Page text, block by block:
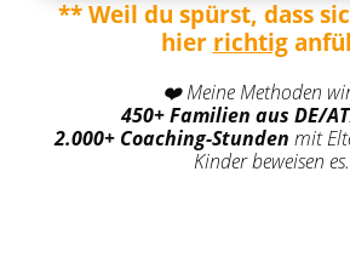
** Weil du spürst, dass
hier richtig
❤️ Meine Methoden
450+ Familien aus DE/
2.000+ Coaching-Stunden mit
Kinder beweisen es.